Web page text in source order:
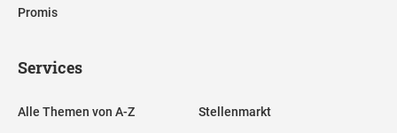
Promis
Services
Alle Themen von A-Z Stellenmarkt